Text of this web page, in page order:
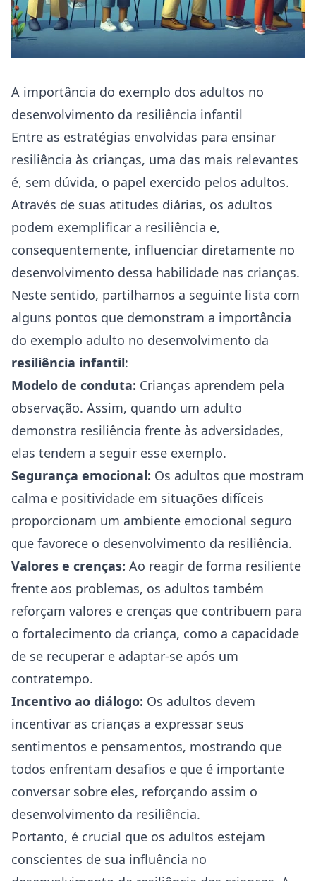
A importância do exemplo dos adultos no
desenvolvimento da resiliência infantil
Entre as estratégias envolvidas para ensinar
resiliência às crianças, uma das mais relevantes
é, sem dúvida, o papel exercido pelos adultos.
Através de suas atitudes diárias, os adultos
podem exemplificar a resiliência e,
consequentemente, influenciar diretamente no
desenvolvimento dessa habilidade nas crianças.
Neste sentido, partilhamos a seguinte lista com
alguns pontos que demonstram a importância
do exemplo adulto no desenvolvimento da
resiliência infantil:
Modelo de conduta: Crianças aprendem pela
observação. Assim, quando um adulto
demonstra resiliência frente às adversidades,
elas tendem a seguir esse exemplo.
Segurança emocional: Os adultos que mostram
calma e positividade em situações difíceis
proporcionam um ambiente emocional seguro
que favorece o desenvolvimento da resiliência.
Valores e crenças: Ao reagir de forma resiliente
frente aos problemas, os adultos também
reforçam valores e crenças que contribuem para
o fortalecimento da criança, como a capacidade
de se recuperar e adaptar-se após um
contratempo.
Incentivo ao diálogo: Os adultos devem
incentivar as crianças a expressar seus
sentimentos e pensamentos, mostrando que
todos enfrentam desafios e que é importante
conversar sobre eles, reforçando assim o
desenvolvimento da resiliência.
Portanto, é crucial que os adultos estejam
conscientes de sua influência no